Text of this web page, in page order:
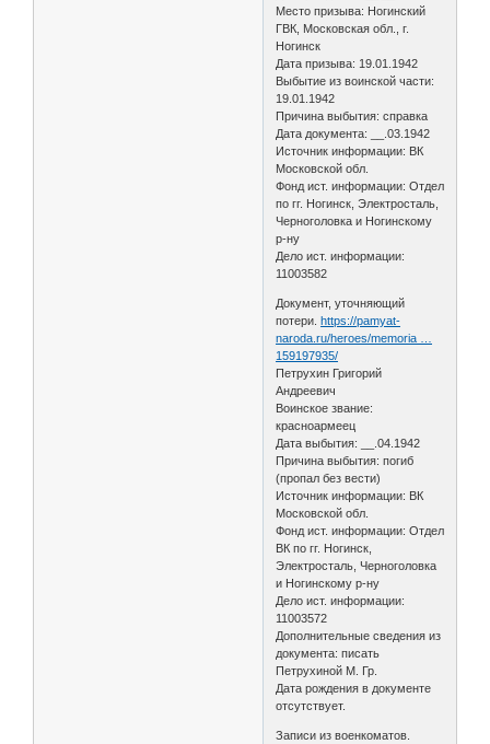
Место призыва: Ногинский
ГВК, Московская обл., г.
Ногинск
Дата призыва: 19.01.1942
Выбытие из воинской части:
19.01.1942
Причина выбытия: справка
Дата документа: __.03.1942
Источник информации: ВК
Московской обл.
Фонд ист. информации: Отдел
по гг. Ногинск, Электросталь,
Черноголовка и Ногинскому
р-ну
Дело ист. информации:
11003582
Документ, уточняющий
потери.https://pamyat-
naroda.ru/heroes/memoria …
159197935/
Петрухин Григорий
Андреевич
Воинское звание:
красноармеец
Дата выбытия: __.04.1942
Причина выбытия: погиб
(пропал без вести)
Источник информации: ВК
Московской обл.
Фонд ист. информации: Отдел
ВК по гг. Ногинск,
Электросталь, Черноголовка
и Ногинскому р-ну
Дело ист. информации:
11003572
Дополнительные сведения из
документа: писать
Петрухиной М. Гр.
Дата рождения в документе
отсутствует.
Записи из военкоматов.